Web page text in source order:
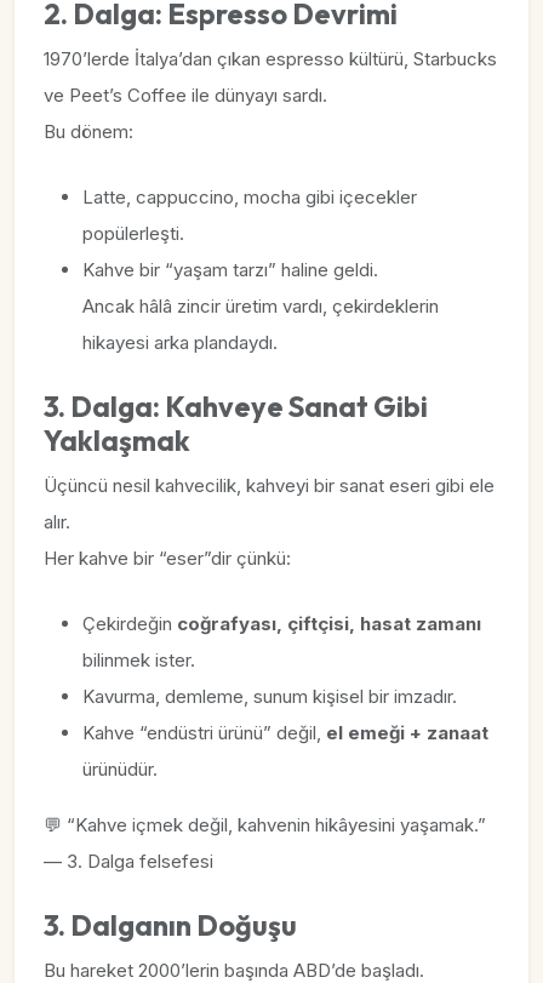
2. Dalga: Espresso Devrimi
1970’lerde İtalya’dan çıkan espresso kültürü, Starbucks
ve Peet’s Coffee ile dünyayı sardı.
Bu dönem:
Latte, cappuccino, mocha gibi içecekler
popülerleşti.
Kahve bir “yaşam tarzı” haline geldi.
Ancak hâlâ zincir üretim vardı, çekirdeklerin
hikayesi arka plandaydı.
3. Dalga: Kahveye Sanat Gibi
Yaklaşmak
Üçüncü nesil kahvecilik, kahveyi bir sanat eseri gibi ele
alır.
Her kahve bir “eser”dir çünkü:
Çekirdeğin coğrafyası, çiftçisi, hasat zamanı
bilinmek ister.
Kavurma, demleme, sunum kişisel bir imzadır.
Kahve “endüstri ürünü” değil, el emeği + zanaat
ürünüdür.
💬 “Kahve içmek değil, kahvenin hikâyesini yaşamak.”
— 3. Dalga felsefesi
3. Dalganın Doğuşu
Bu hareket 2000’lerin başında ABD’de başladı.